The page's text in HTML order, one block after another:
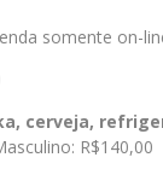
somente on-
cerveja,
R$140,00